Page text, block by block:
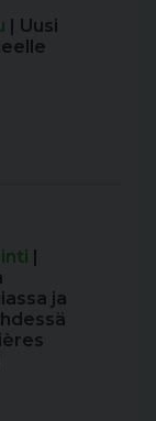
| Uusi
|
ja